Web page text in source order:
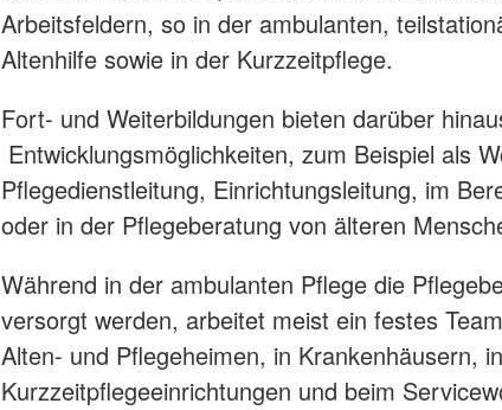
Arbeitsfeldern, so in der ambulanten,
Altenhilfe sowie in der Kurzzeitpflege.
Fort- und Weiterbildungen bieten darüber
Entwicklungsmöglichkeiten, zum Beispiel als
Pflegedienstleitung, Einrichtungsleitung, im
oder in der Pflegeberatung von älteren
Während in der ambulanten Pflege die
versorgt werden, arbeitet meist ein festes
Alten- und Pflegeheimen, in Krankenhäusern,
Kurzzeitpflegeeinrichtungen und beim